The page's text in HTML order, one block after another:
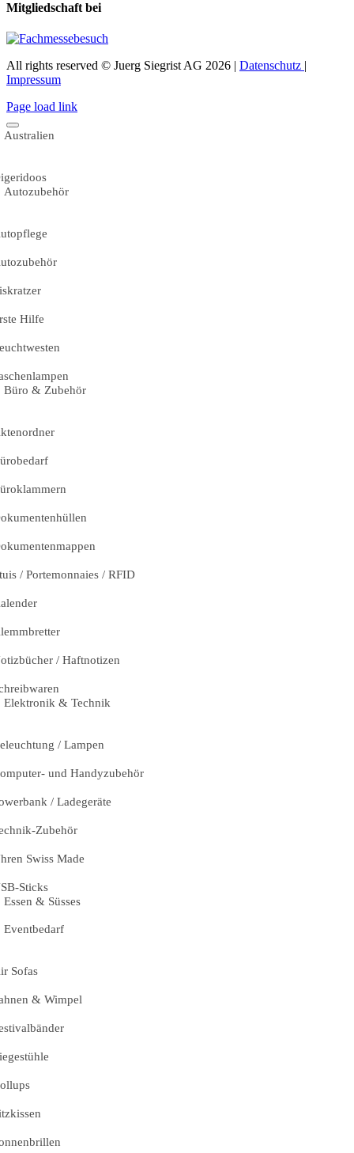
Mitgliedschaft bei
All rights reserved © Juerg Siegrist AG 2026 | Datenschutz |
Impressum
Page load link
Australien
Autozubehör
Hilfe
Büro & Zubehör
/ Portemonnaies / RFID
/ Haftnotizen
Elektronik & Technik
/ Lampen
und Handyzubehör
/ Ladegeräte
Zubehör
Swiss Made
Sticks
Essen & Süsses
Eventbedarf
Sofas
& Wimpel